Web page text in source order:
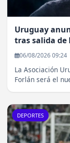
Uruguay
tras salida de
06/08/2026 09:24
La Asociación
Forlán será el
DEPORTES